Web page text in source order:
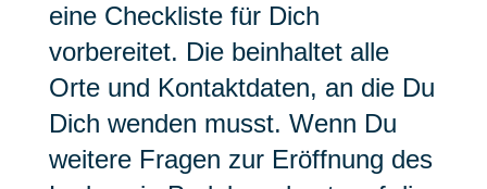
eine Checkliste für Dich
vorbereitet. Die beinhaltet alle
Orte und Kontaktdaten, an die Du
Dich wenden musst. Wenn Du
weitere Fragen zur Eröffnung des